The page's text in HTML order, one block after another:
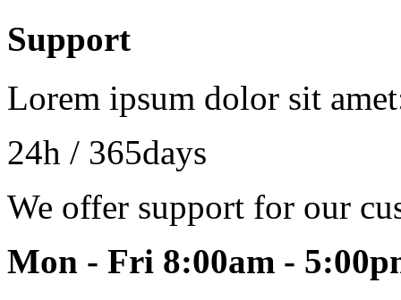
Support
Lorem ipsum dolor sit
24h / 365days
We offer support for our
Mon - Fri 8:00am -